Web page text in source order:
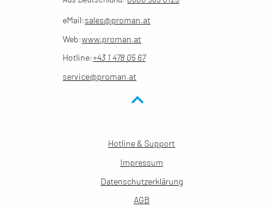
eMail:sales@proman.at
Web:www.proman.at
Hotline:+43 1 478 05 67
service@proman.at
Hotline & Support
Impressum
Datenschutzerklärung
AGB